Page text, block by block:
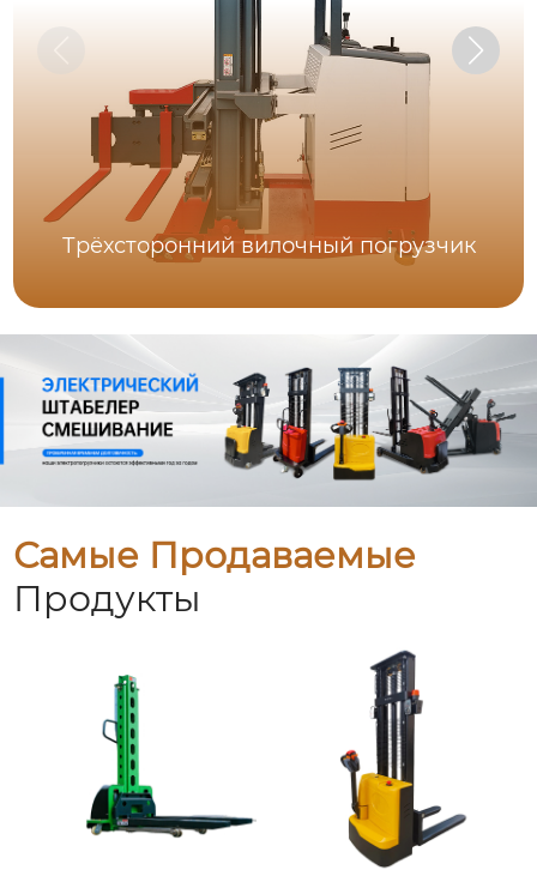
Трёхсторонний вилочный погрузчик
Самые Продаваемые
Продукты